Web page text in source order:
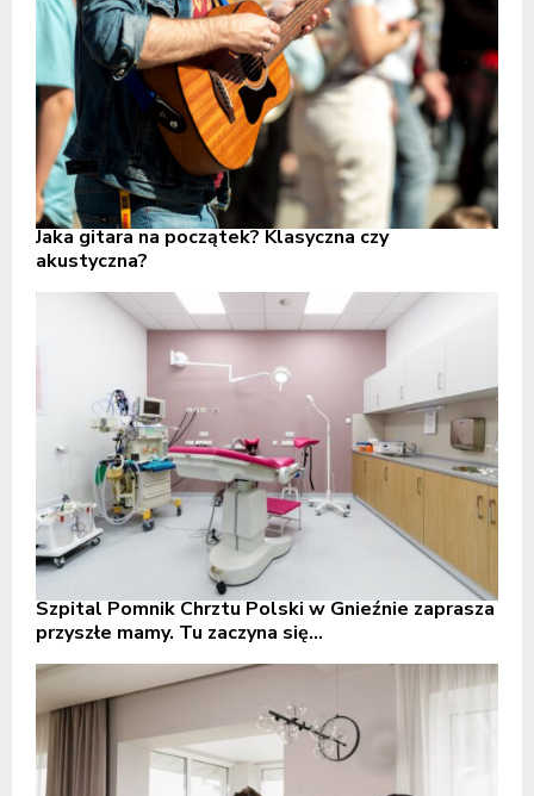
Jaka gitara na początek? Klasyczna czy
akustyczna?
Szpital Pomnik Chrztu Polski w Gnieźnie zaprasza
przyszłe mamy. Tu zaczyna się...